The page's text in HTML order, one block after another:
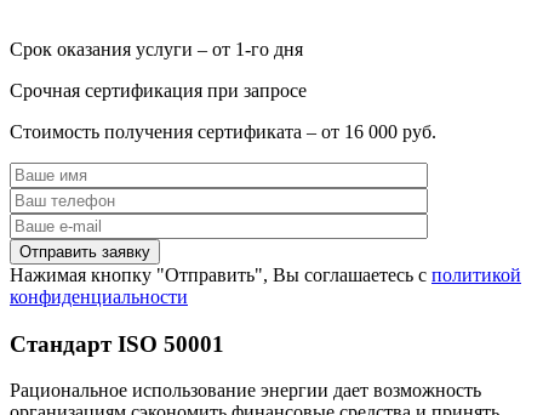
Срок оказания услуги – от 1-го дня
Срочная сертификация при запросе
Стоимость получения сертификата – от 16 000 руб.
Нажимая кнопку "Отправить", Вы соглашаетесь с политикой
конфиденциальности
Стандарт ISO 50001
Рациональное использование энергии дает возможность